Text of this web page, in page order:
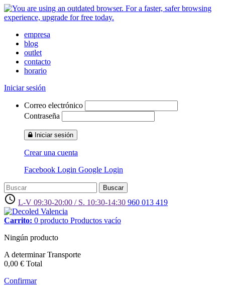
empresa
blog
outlet
contacto
horario
Iniciar sesión
Correo electrónico
Contraseña
Iniciar sesión
Crear una cuenta
Facebook Login Google Login
Buscar
access_time L-V 09:30-20:00 / S. 10:30-14:30 960 013 419
Carrito: 0 producto Productos vacío
Ningún producto
A determinarTransporte
0,00 € Total
Confirmar